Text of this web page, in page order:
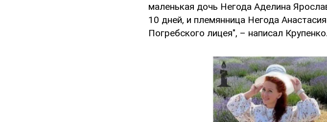
маленькая дочь Негода Аделина
10 дней, и племянница Негода
Погребского лицея", – написал Крупенко.